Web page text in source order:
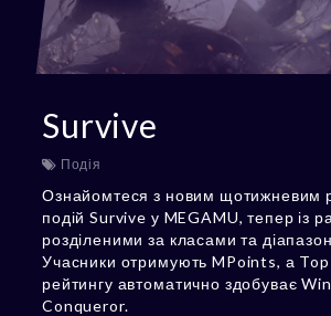
Survive
Подія
Ознайомтеся з новим щотижневим
подій Survive у MEGAMU, тепер із
розділеними за класами та
Учасники отримують MPoints, а
рейтингу автоматично здобуває
Conqueror.